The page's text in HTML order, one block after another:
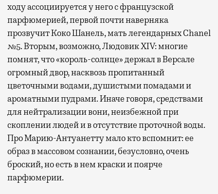
ходу ассоциируется у него с французской
парфюмерией, первой почти наверняка
прозвучит Коко Шанель, мать легендарных Chanel
№5. Вторым, возможно, Людовик XIV: многие
помнят, что «король-солнце» держал в Версале
огромный двор, насквозь пропитанный
цветочными водами, душистыми помадами и
ароматными пудрами. Иначе говоря, средствами
для нейтрализации вони, неизбежной при
скоплении людей и в отсутствие проточной воды.
Про Марию-Антуанетту мало кто вспомнит: ее
образ в массовом сознании, безусловно, очень
броский, но есть в нем краски и поярче
парфюмерии.